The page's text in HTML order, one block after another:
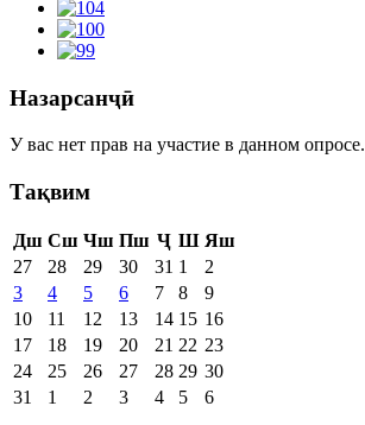
Назарсанҷӣ
У вас нет прав на участие в данном опросе.
Тақвим
Дш Сш Чш Пш Ҷ Ш Яш
27
28 29 30 31 1
2
3
4 5 6 7 8
9
10
11 12 13 14 15 16
17
18 19 20 21 22 23
24
25 26 27 28 29 30
31
1 2 3 4 5 6